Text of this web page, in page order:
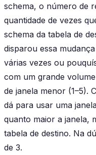
schema, o número de
quantidade de vezes
schema da tabela de
disparou essa
várias vezes ou
com um grande
de janela menor (1–5).
dá para usar uma
quanto maior a janela,
tabela de destino. Na
de 3.